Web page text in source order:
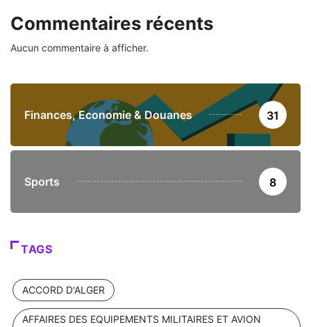
Commentaires récents
Aucun commentaire à afficher.
Finances, Economie & Douanes 31
Sports 8
TAGS
ACCORD D'ALGER
AFFAIRES DES EQUIPEMENTS MILITAIRES ET AVION